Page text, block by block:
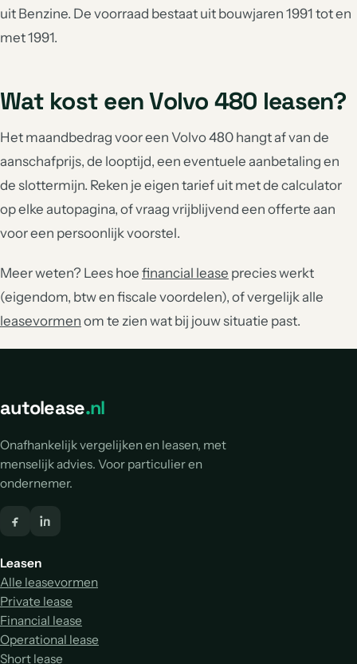
uit Benzine. De voorraad bestaat uit bouwjaren 1991 tot en
met 1991.
Wat kost een Volvo 480 leasen?
Het maandbedrag voor een Volvo 480 hangt af van de
aanschafprijs, de looptijd, een eventuele aanbetaling en
de slottermijn. Reken je eigen tarief uit met de calculator
op elke autopagina, of vraag vrijblijvend een offerte aan
voor een persoonlijk voorstel.
Meer weten? Lees hoe financial lease precies werkt
(eigendom, btw en fiscale voordelen), of vergelijk alle
leasevormen om te zien wat bij jouw situatie past.
autolease.nl
Onafhankelijk vergelijken en leasen, met
menselijk advies. Voor particulier en
ondernemer.
Leasen
Alle leasevormen
Private lease
Financial lease
Operational lease
Short lease